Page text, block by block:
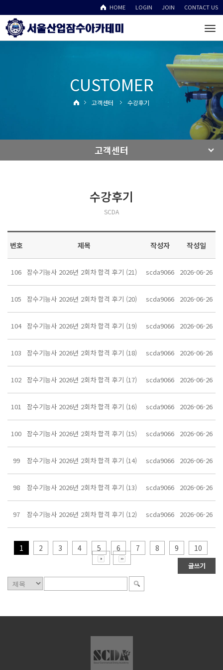
HOME LOGIN JOIN CONTACT US
CUSTOMER
고객센터 수강후기
고객센터
수강후기
SCDA
번호 제목 작성자 작성일
106 잠수기능사 2026년 2회차 합격 후기 (21) scda9066 2026-06-26
105 잠수기능사 2026년 2회차 합격 후기 (20) scda9066 2026-06-26
104 잠수기능사 2026년 2회차 합격 후기 (19) scda9066 2026-06-26
103 잠수기능사 2026년 2회차 합격 후기 (18) scda9066 2026-06-26
102 잠수기능사 2026년 2회차 합격 후기 (17) scda9066 2026-06-26
101 잠수기능사 2026년 2회차 합격 후기 (16) scda9066 2026-06-26
100 잠수기능사 2026년 2회차 합격 후기 (15) scda9066 2026-06-26
99 잠수기능사 2026년 2회차 합격 후기 (14) scda9066 2026-06-26
98 잠수기능사 2026년 2회차 합격 후기 (13) scda9066 2026-06-26
97 잠수기능사 2026년 2회차 합격 후기 (12) scda9066 2026-06-26
1 2 3 4 5 6 7 8 9 10